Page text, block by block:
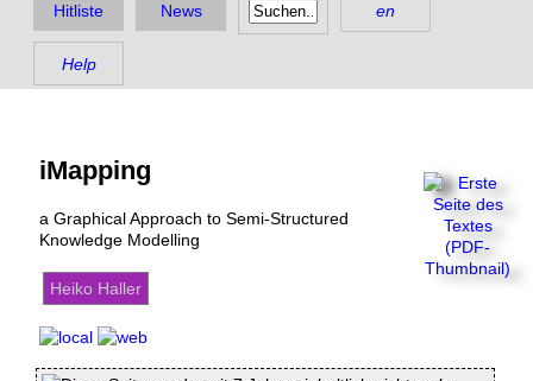
Hitliste News en
Help
iMapping
a Graphical Approach to Semi-Structured
Knowledge Modelling
Heiko Haller